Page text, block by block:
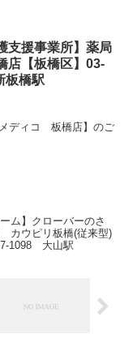
支援事業所】薬局
店【板橋区】03-
橋駅
ディコ 板橋店】のご
ム】クローバーのさ
ウピリ板橋(従来型)
1098 大山駅